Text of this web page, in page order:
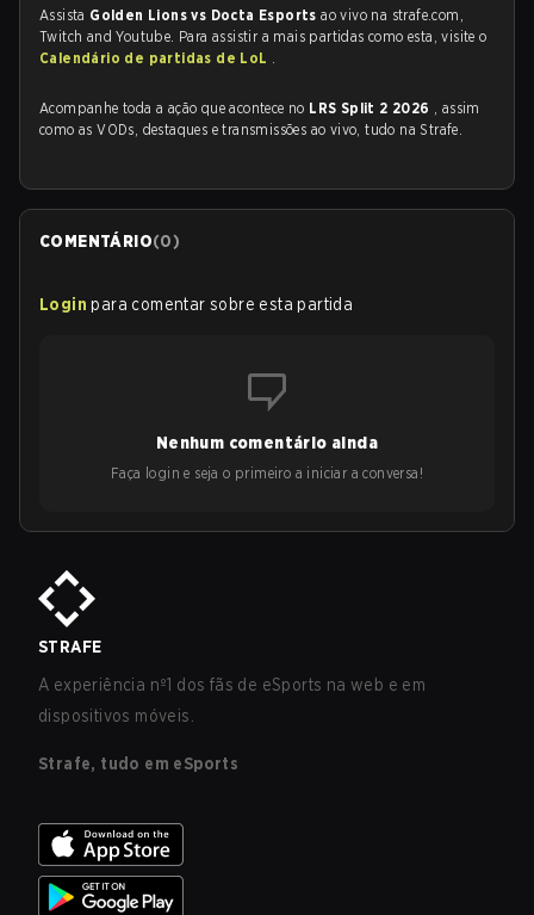
Assista Golden Lions vs Docta Esportsao vivo na strafe.com,
Twitch and Youtube. Para assistir a mais partidas como esta, visite o
Calendário de partidas de LoL .
Acompanhe toda a ação que acontece no LRS Split 2 2026 , assim
como as VODs, destaques e transmissões ao vivo, tudo na Strafe.
COMENTÁRIO(0)
Login para comentar sobre esta partida
Nenhum comentário ainda
Faça login e seja o primeiro a iniciar a conversa!
STRAFE
A experiência nº1 dos fãs de eSports na web e em
dispositivos móveis.
Strafe, tudo em eSports